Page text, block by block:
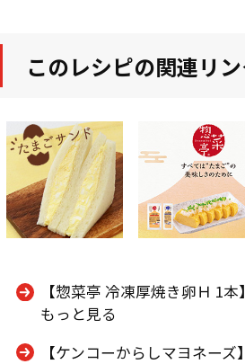
このレシピの関連リ
【惣菜亭 冷凍厚焼き卵Ｈ 1
もっと見る
【ケンコーからしマヨネー